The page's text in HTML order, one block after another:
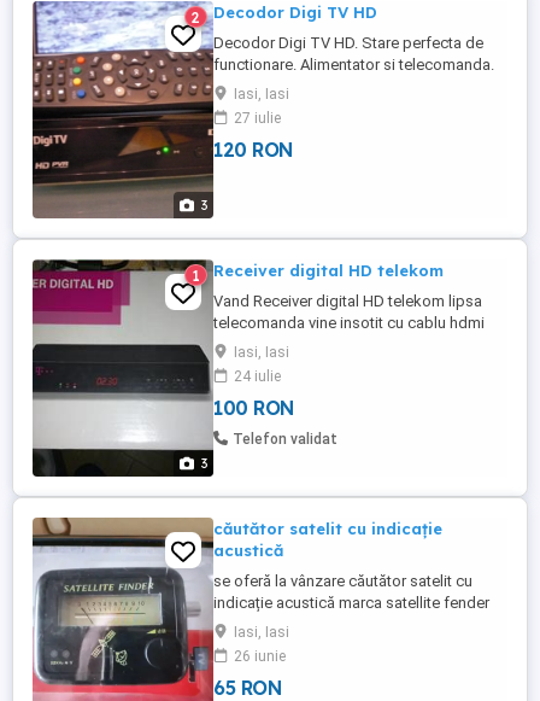
3
2 Decodor Digi TV HD
Decodor Digi TV HD. Stare perfecta de
functionare. Alimentator si telecomanda.
Pot oferi proba. Pret 120 lei.
Iasi, Iasi
27 iulie
120 RON
3
1 Receiver digital HD telekom
Vand Receiver digital HD telekom lipsa
telecomanda vine insotit cu cablu hdmi
transport gratis prin posta romana
Iasi, Iasi
24 iulie
100 RON
Telefon validat
căutător satelit cu indicație
acustică
se oferă la vânzare căutător satelit cu
indicație acustică marca satellite fender
adus din afară.
Iasi, Iasi
26 iunie
65 RON